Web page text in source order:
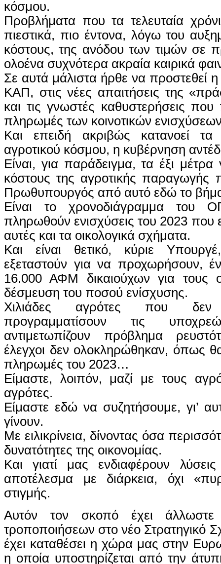
κόσμου.
Προβλήματα που τα τελευταία
πιεστικά, πιο έντονα, λόγω του
κόστους, της ανόδου των τιμών σε
ολοένα συχνότερα ακραία καιρικά
Σε αυτά μάλιστα ήρθε να προστεθεί
ΚΑΠ, στις νέες απαιτήσεις της
και τις γνωστές καθυστερήσεις που
πληρωμές των κοινοτικών
Και επειδή ακριβώς κατανοεί
αγροτικού κόσμου, η κυβέρνηση
Είναι, για παράδειγμα, τα έξι
κόστους της αγροτικής παραγωγής
Πρωθυπουργός από αυτό εδώ το
Είναι το χρονοδιάγραμμα του
πληρωθούν ενισχύσεις του 2023 που
αυτές και τα οικολογικά σχήματα.
Και είναι θετικό, κύριε
εξεταστούν για να προχωρήσουν,
16.000 ΑΦΜ δικαιούχων για τους
δέσμευση του ποσού ενίσχυσης.
Χιλιάδες αγρότες που
προγραμματίσουν τις
αντιμετωπίζουν πρόβλημα
έλεγχοι δεν ολοκληρώθηκαν, όπως
πληρωμές του 2023…
Είμαστε, λοιπόν, μαζί με τους
αγρότες.
Είμαστε εδώ να συζητήσουμε, γι’
γίνουν.
Με ειλικρίνεια, δίνοντας όσα
δυνατότητες της οικονομίας.
Και γιατί μας ενδιαφέρουν
αποτέλεσμα με διάρκεια, όχι
στιγμής.
Αυτόν τον σκοπό έχει
τροποποιήσεων στο νέο Στρατηγικό
έχει καταθέσει η χώρα μας στην
η οποία υποστηρίζεται από την